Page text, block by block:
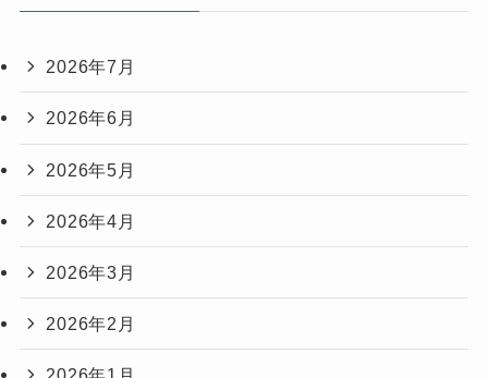
2026年7月
2026年6月
2026年5月
2026年4月
2026年3月
2026年2月